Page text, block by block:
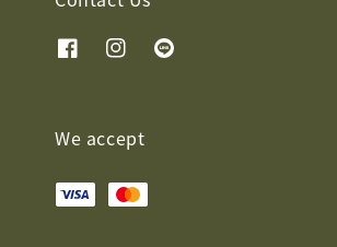
We accept